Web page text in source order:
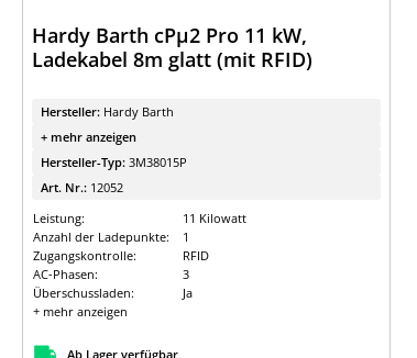
Hardy Barth cPµ2 Pro 11 kW,
Ladekabel 8m glatt (mit RFID)
Hersteller: Hardy Barth
+ mehr anzeigen
Hersteller-Typ: 3M38015P
Art. Nr.: 12052
Leistung:
11 Kilowatt
Anzahl der Ladepunkte:
1
Zugangskontrolle:
RFID
AC-Phasen:
3
Überschussladen:
Ja
+ mehr anzeigen
Ab Lager verfügbar